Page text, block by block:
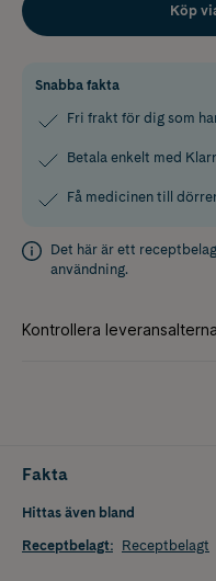
Köp
Snabba fakta
Fri frakt för dig som
Betala enkelt med
Få medicinen till
Det här är ett
användning.
Fakta
Hittas även bland
Receptbelagt: Receptbelagt